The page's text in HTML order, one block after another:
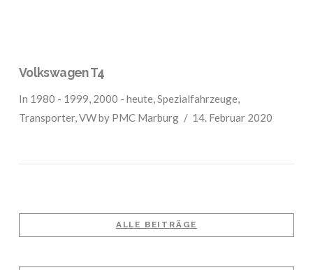
Volkswagen T4
In 1980 - 1999, 2000 - heute,Spezialfahrzeuge,
Transporter,VWby PMC Marburg 14. Februar 2020
ALLE BEITRÄGE